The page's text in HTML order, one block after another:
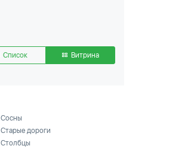
Список Витрина
Сосны
Старые дороги
Столбцы